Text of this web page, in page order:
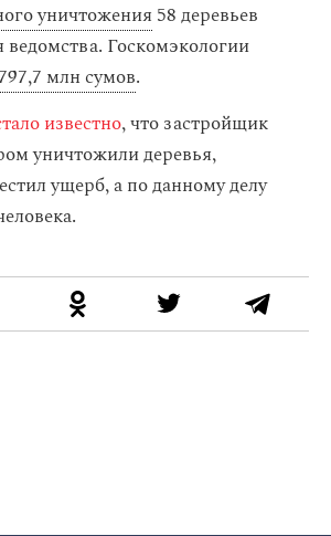
уничтожения 58 деревьев
ведомства. Госкомэкологии
797,7 млн сумов.
известно, что застройщик
уничтожили деревья,
ущерб, а по данному делу